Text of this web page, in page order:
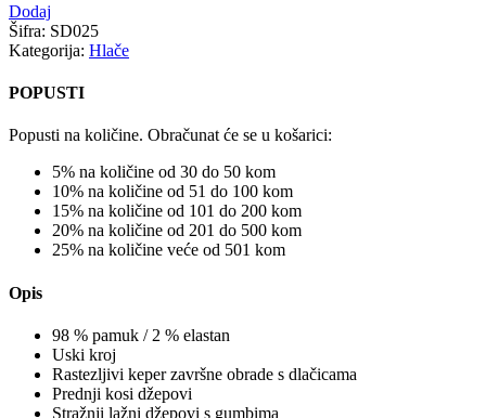
Dodaj
Šifra: SD025
Kategorija: Hlače
POPUSTI
Popusti na količine. Obračunat će se u košarici:
5% na količine od 30 do 50 kom
10% na količine od 51 do 100 kom
15% na količine od 101 do 200 kom
20% na količine od 201 do 500 kom
25% na količine veće od 501 kom
Opis
98 % pamuk / 2 % elastan
Uski kroj
Rastezljivi keper završne obrade s dlačicama
Prednji kosi džepovi
Stražnji lažni džepovi s gumbima